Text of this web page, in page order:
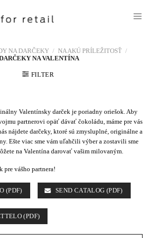
NA DARČEKY / NA AKÚ PRÍLEŽITOSŤ /
NA VALENTÍNA
FILTER
Valentínsky darček je poriadny oriešok. Aby
partnerovi opäť dávať čokoládu, máme pre vás
nájdete darčeky, ktoré sú zmysluplné, originálne a
Ešte viac sme vám uľahčili výber a zostavili sme
na Valentína darovať vašim milovaným.
pre vášho partnera!
(PDF) SEND CATALOG (PDF)
(PDF)